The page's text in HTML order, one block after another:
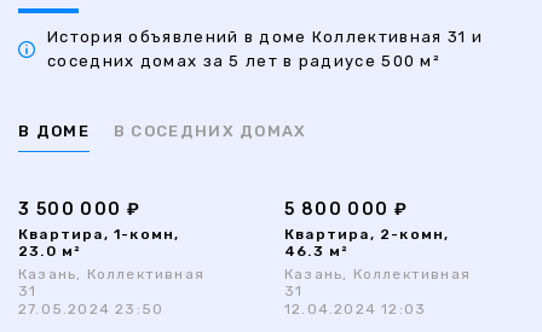
История объявлений в доме Коллективная 31 и
соседних домах за 5 лет в радиусе 500 м²
В ДОМЕ В СОСЕДНИХ ДОМАХ
3 500 000 ₽
Квартира, 1-комн,
23.0 м²
Казань, Коллективная
31
27.05.2024 23:50
5 800 000 ₽
Квартира, 2-комн,
46.3 м²
Казань, Коллективная
31
12.04.2024 12:03